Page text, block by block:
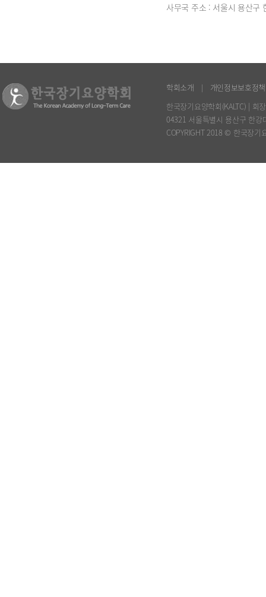
사무국 주소 : 서울시 용산구
학회소개 |
개인정보보호정책
한국장기요양학회(KALTC) | 회
04321 서울특별시 용산구 한
COPYRIGHT 2018 © 한국장기